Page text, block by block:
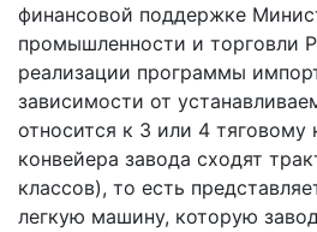
финансовой поддержке
промышленности и торговли
реализации программы
зависимости от
относится к 3 или 4 тяговому
конвейера завода сходят
классов), то есть
легкую машину, которую